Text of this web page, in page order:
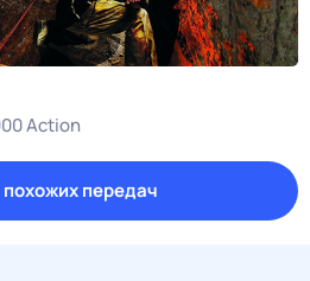
Action
передач